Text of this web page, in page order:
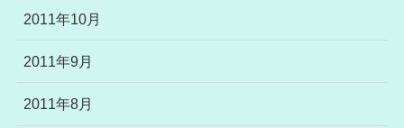
2011年10月
2011年9月
2011年8月